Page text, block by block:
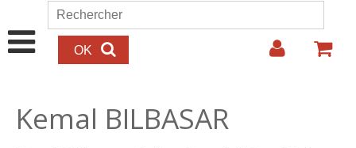
Aller au contenu principal
Formulaire de recherche
Rechercher
Kemal BILBASAR